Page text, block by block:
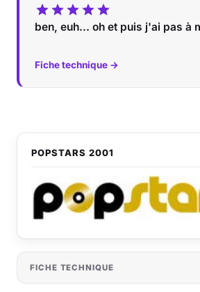
ben, euh... oh et puis j'ai pas à
Fiche technique →
POPSTARS 2001
FICHE TECHNIQUE